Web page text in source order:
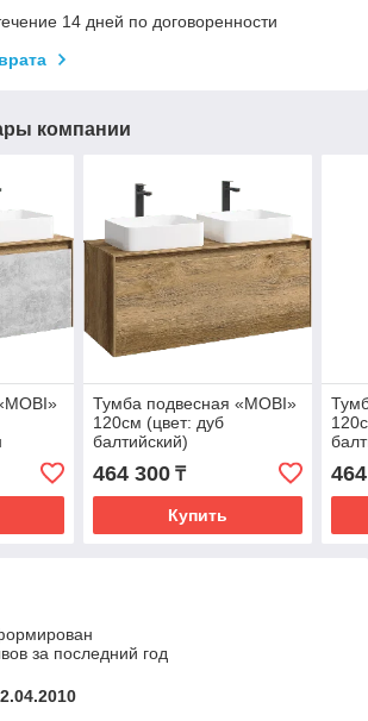
14 дней по договоренности
компании
Тумба подвесная «MOBI»
120см (цвет: дуб
балтийский)
464 300₸
Купить
за последний год